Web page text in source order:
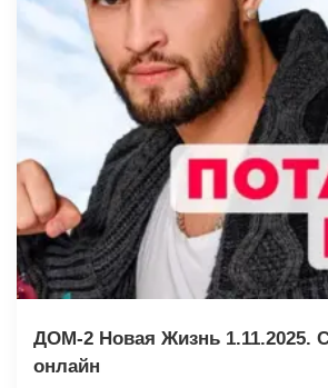
ДОМ-2 Новая Жизнь 1.11.2025.
онлайн